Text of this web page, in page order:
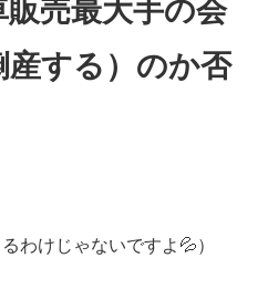
販売最大手の会
する）のか否
わけじゃないですよ💦）